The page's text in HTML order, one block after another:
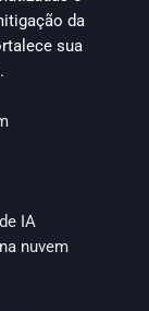
da
sua
IA
nuvem